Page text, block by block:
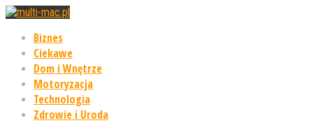
Biznes
Ciekawe
Dom i Wnętrze
Motoryzacja
Technologia
Zdrowie i Uroda